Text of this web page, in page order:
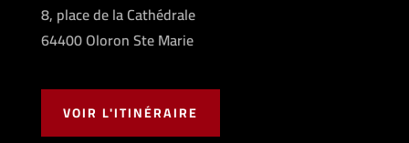
8, place de la Cathédrale
64400 Oloron Ste Marie
VOIR L'ITINÉRAIRE